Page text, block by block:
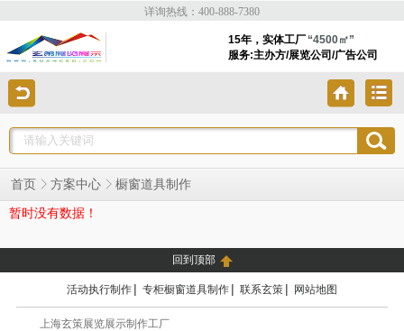
详询热线：400-888-7380
15年，实体工厂 “4500㎡”
服务:主办方/展览公司/广告公司
首页 方案中心
橱窗道具制作
暂时没有数据！
回到顶部
活动执行制作 | 专柜橱窗道具制作 | 联系玄策 | 网站地图
上海玄策展览展示制作工厂